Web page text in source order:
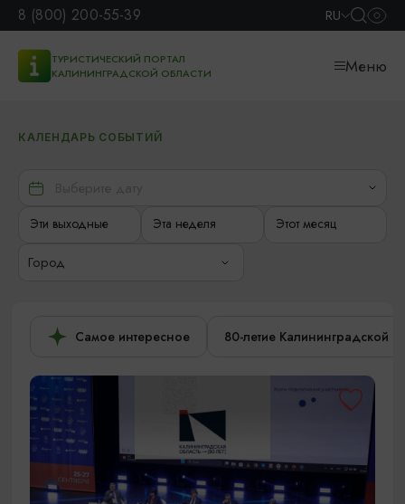
8 (800) 200-55-39 RU
ТУРИСТИЧЕСКИЙ ПОРТАЛ
КАЛИНИНГРАДСКОЙ ОБЛАСТИ
Меню
КАЛЕНДАРЬ СОБЫТИЙ
Эти выходные Эта неделя Этот месяц
Город
Самое интересное 80-летие Калининградской